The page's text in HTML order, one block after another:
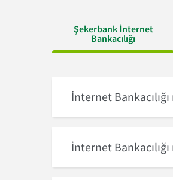
Şekerbank İnternet
Bankacılığı
İnternet
İnternet Bankacılığı